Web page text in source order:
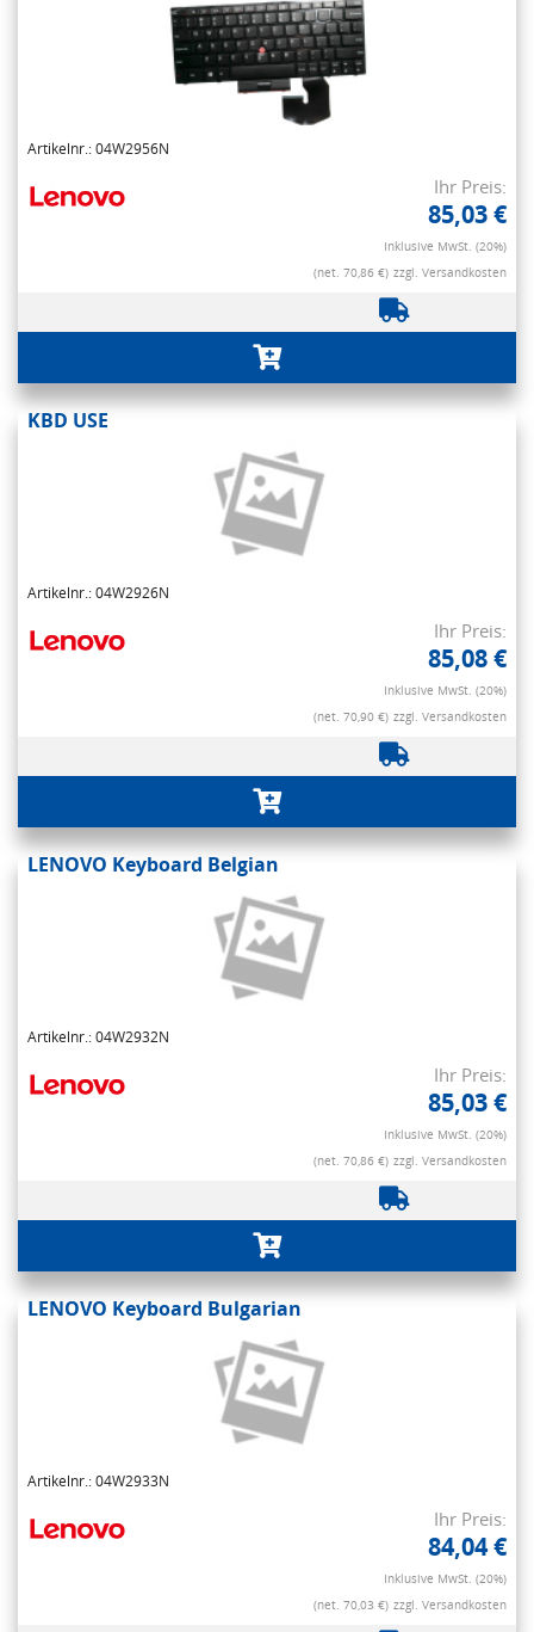
Artikelnr.: 04W2956N
Ihr Preis:
85,03 €
Inklusive MwSt. (20%)
(net. 70,86 €) zzgl. Versandkosten
KBD USE
Artikelnr.: 04W2926N
Ihr Preis:
85,08 €
Inklusive MwSt. (20%)
(net. 70,90 €) zzgl. Versandkosten
LENOVO Keyboard Belgian
Artikelnr.: 04W2932N
Ihr Preis:
85,03 €
Inklusive MwSt. (20%)
(net. 70,86 €) zzgl. Versandkosten
LENOVO Keyboard Bulgarian
Artikelnr.: 04W2933N
Ihr Preis:
84,04 €
Inklusive MwSt. (20%)
(net. 70,03 €) zzgl. Versandkosten